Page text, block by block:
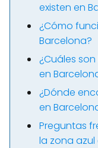
existen en
¿Cómo
Barcelona?
¿Cuáles
en
¿Dónde
en
Preguntas
la zona